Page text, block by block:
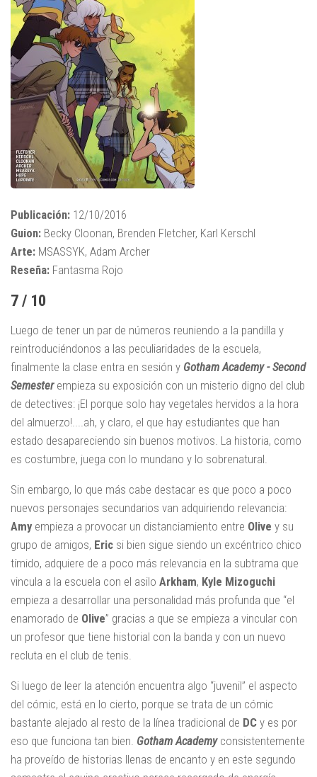
Publicación: 12/10/2016
Guion: Becky Cloonan, Brenden Fletcher, Karl Kerschl
Arte: MSASSYK, Adam Archer
Reseña: Fantasma Rojo
7 / 10
Luego de tener un par de números reuniendo a la pandilla y
reintroduciéndonos a las peculiaridades de la escuela,
finalmente la clase entra en sesión y Gotham Academy - Second
Semesterempieza su exposición con un misterio digno del club
de detectives: ¡El porque solo hay vegetales hervidos a la hora
del almuerzo!....ah, y claro, el que hay estudiantes que han
estado desapareciendo sin buenos motivos. La historia, como
es costumbre, juega con lo mundano y lo sobrenatural.
Sin embargo, lo que más cabe destacar es que poco a poco
nuevos personajes secundarios van adquiriendo relevancia:
Amy empieza a provocar un distanciamiento entre Olive y su
grupo de amigos, Eric si bien sigue siendo un excéntrico chico
tímido, adquiere de a poco más relevancia en la subtrama que
vincula a la escuela con el asilo Arkham, Kyle Mizoguchi
empieza a desarrollar una personalidad más profunda que “el
enamorado de Olive” gracias a que se empieza a vincular con
un profesor que tiene historial con la banda y con un nuevo
recluta en el club de tenis.
Si luego de leer la atención encuentra algo “juvenil” el aspecto
del cómic, está en lo cierto, porque se trata de un cómic
bastante alejado al resto de la línea tradicional de DC y es por
eso que funciona tan bien. Gotham Academyconsistentemente
ha proveído de historias llenas de encanto y en este segundo